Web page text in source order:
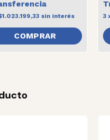
sin interés 3